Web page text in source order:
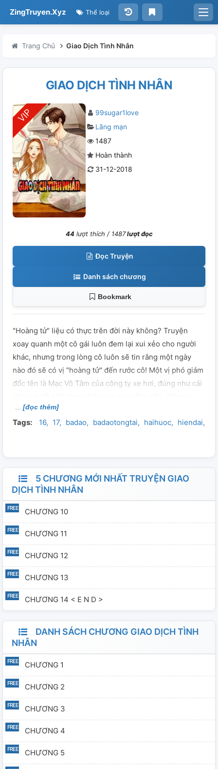
ZingTruyen.Xyz Thể loại
Trang Chủ Giao Dịch Tình Nhân
GIAO DỊCH TÌNH NHÂN
99sugar1love
Lãng mạn
1487
Hoàn thành
31-12-2018
44 lượt thích / 1487lượt đọc
Đọc Truyện
Danh sách chương
Bookmark
"Hoàng tử" liệu có thực trên đời này không? Truyện
xoay quanh một cô gái luôn đem lại xui xẻo cho người
khác, nhưng trong lòng cô luôn sẽ tin rằng một ngày
nào đó sẽ có vị "hoàng tử" đến rước cô! Một vị phó giám
đốc tên là Mạc Vô Tâm của công ty xe hơi, đúng như cái
món anh thích nhất vẫn là phụ nữ đẹp. Cô mơ ước, anh
sẽ làm cho cô thấy loại người như cô sẽ không có quyền
đổi khác?
[đọc thêm]
Tags: 16 17 badao badaotongtai haihuoc hiendai
5 CHƯƠNG MỚI NHẤT TRUYỆN GIAO
DỊCH TÌNH NHÂN
CHƯƠNG 10
CHƯƠNG 11
CHƯƠNG 12
CHƯƠNG 13
CHƯƠNG 14 < E N D >
DANH SÁCH CHƯƠNG GIAO DỊCH TÌNH
NHÂN
CHƯƠNG 1
CHƯƠNG 2
CHƯƠNG 3
CHƯƠNG 4
CHƯƠNG 5